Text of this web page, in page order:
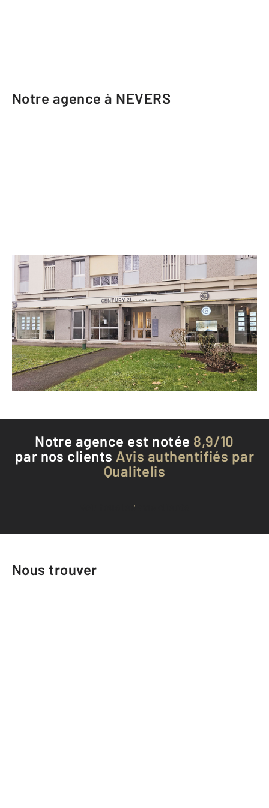
Notre agence à NEVERS
CENTURY 21 Confluences
8 boulevard Pierre de Coubertin
NEVERS - 58000
Envoyer un message
Téléphoner à l'agence
Notre agence est notée 8,9/10
par nos clients Avis authentifiés par
Qualitelis
Voir tous les avis clients
Nous trouver